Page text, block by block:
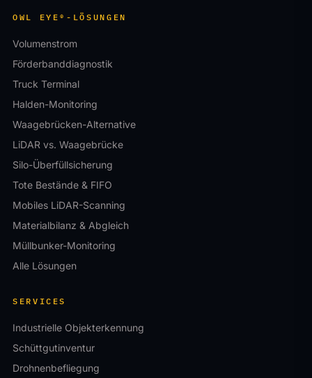
OWL EYE®-LÖSUNGEN
Volumenstrom
Förderbanddiagnostik
Truck Terminal
Halden-Monitoring
Waagebrücken-Alternative
LiDAR vs. Waagebrücke
Silo-Überfüllsicherung
Tote Bestände & FIFO
Mobiles LiDAR-Scanning
Materialbilanz & Abgleich
Müllbunker-Monitoring
Alle Lösungen
SERVICES
Industrielle Objekterkennung
Schüttgutinventur
Drohnenbefliegung